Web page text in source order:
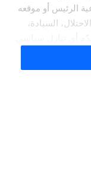
الرئيس أو موقعه
السيادة،
إنه منفتح على
معادلة “المقاومة”
الغربي